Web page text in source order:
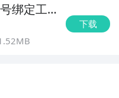
绑定工
下载